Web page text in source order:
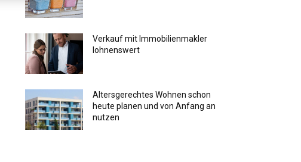
Verkauf mit Immobilienmakler
lohnenswert
Altersgerechtes Wohnen schon
heute planen und von Anfang an
nutzen